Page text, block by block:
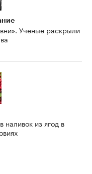
Ученые раскрыли
наливок из ягод в